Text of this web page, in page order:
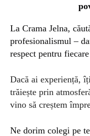
La Crama Jelna,
profesionalismul –
respect pentru
Dacă ai experiență,
trăiește prin
vino să creștem
Ne dorim colegi pe